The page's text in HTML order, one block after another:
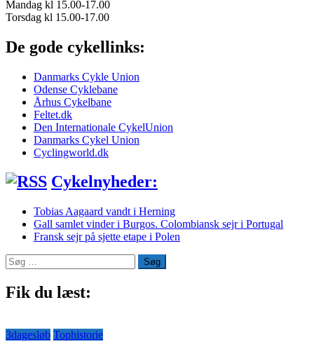
Mandag kl 15.00-17.00
Torsdag kl 15.00-17.00
De gode cykellinks:
Danmarks Cykle Union
Odense Cyklebane
Århus Cykelbane
Feltet.dk
Den Internationale CykelUnion
Danmarks Cykel Union
Cyclingworld.dk
Cykelnyheder:
Tobias Aagaard vandt i Herning
Gall samlet vinder i Burgos. Colombiansk sejr i Portugal
Fransk sejr på sjette etape i Polen
Søg
efter:
Fik du læst:
3dagesløb Tophistorie